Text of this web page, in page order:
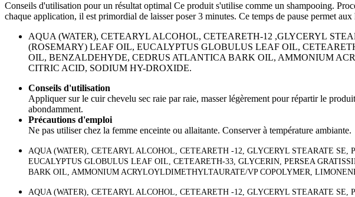
Conseils d'utilisation pour un résultat optimal Ce produit s'utilise comme un shampooing.
chaque application, il est primordial de laisser poser 3 minutes. Ce temps de pause permet
AQUA (WATER), CETEARYL ALCOHOL, CETEARETH-12 ,GLYCERYL
(ROSEMARY) LEAF OIL, EUCALYPTUS GLOBULUS LEAF OIL,
OIL, BENZALDEHYDE, CEDRUS ATLANTICA BARK OIL, AMMONIUM
CITRIC ACID, SODIUM HY-DROXIDE.
Conseils d'utilisation
Appliquer sur le cuir chevelu sec raie par raie, masser légèrement pour répartir le
abondamment.
Précautions d'emploi
Ne pas utiliser chez la femme enceinte ou allaitante. Conserver à température ambiante.
AQUA (WATER), CETEARYL ALCOHOL, CETEARETH -12, GLYCERYL STEARATE
EUCALYPTUS GLOBULUS LEAF OIL, CETEARETH-33, GLYCERIN, PERSEA
BARK OIL, AMMONIUM ACRYLOYLDIMETHYLTAURATE/VP COPOLYMER,
AQUA (WATER), CETEARYL ALCOHOL, CETEARETH -12, GLYCERYL STEARATE